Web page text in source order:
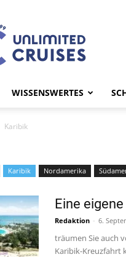
Unlimited
Cruises
WISSENSWERTES
Karibik
Karibik Nordamerika
Eine eigene
Redaktion - 6.
träumen Sie auch
Karibik-Kreuzfahrt